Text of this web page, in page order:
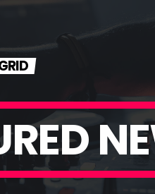
REDNE